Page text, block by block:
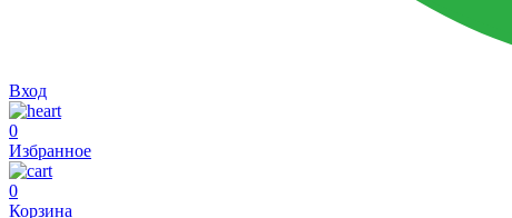
Вход
0
Избранное
0
Корзина